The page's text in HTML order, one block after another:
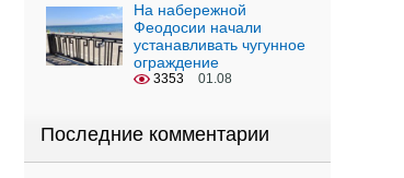
На набережной
Феодосии начали
устанавливать чугунное
ограждение
3353 01.08
Последние комментарии